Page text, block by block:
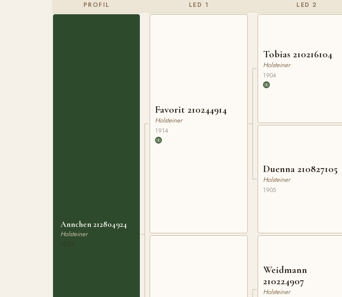
PROFIL
Annchen 212804924
Holsteiner
LED 1
Favorit 210244914
Holsteiner
1914
LED 2
Tobias 210216104
Holsteiner
1904
Duenna 210827105
Holsteiner
1905
Weidmann
210224907
Holsteiner